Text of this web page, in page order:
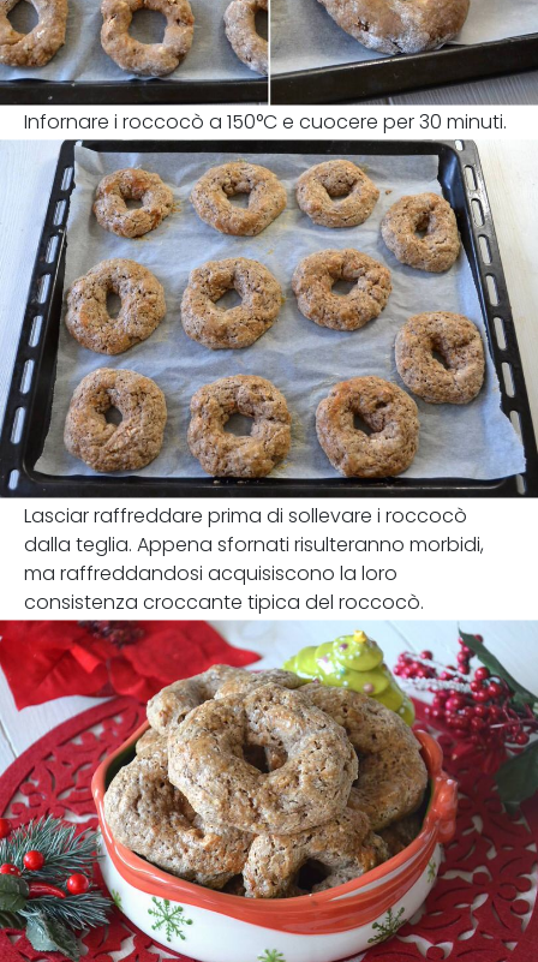
Infornare i roccocò a 150°C e cuocere per 30 minuti.
Lasciar raffreddare prima di sollevare i roccocò
dalla teglia. Appena sfornati risulteranno morbidi,
ma raffreddandosi acquisiscono la loro
consistenza croccante tipica del roccocò.